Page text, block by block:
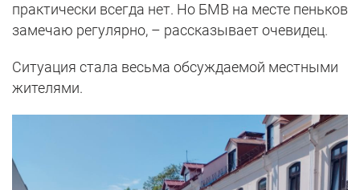
практически всегда нет. Но БМВ на месте пеньков
замечаю регулярно, – рассказывает очевидец.
Ситуация стала весьма обсуждаемой местными
жителями.